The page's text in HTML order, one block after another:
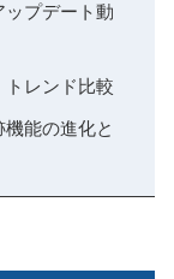
ップデート動
レンド比較
能の進化と